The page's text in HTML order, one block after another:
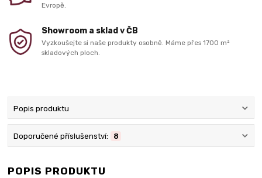
Evropě.
Showroom a sklad v ČB
Vyzkoušejte si naše produkty osobně. Máme přes 1700 m²
skladových ploch.
Popis produktu
Doporučené příslušenství: 8
POPIS PRODUKTU